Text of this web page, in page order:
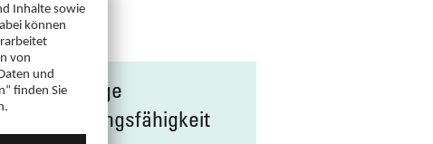
Geistige
Leistungsfähigkeit